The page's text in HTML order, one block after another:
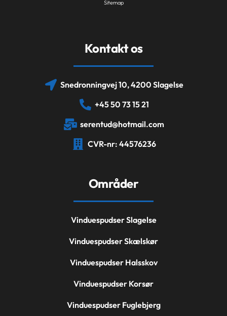
Sitemap
Kontakt os
Snedronningvej 10, 4200 Slagelse
+45 50 73 15 21
serentud@hotmail.com
CVR-nr: 44576236
Områder
Vinduespudser Slagelse
Vinduespudser Skælskør
Vinduespudser Halsskov
Vinduespudser Korsør
Vinduespudser Fuglebjerg